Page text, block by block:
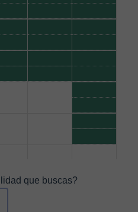
que buscas?